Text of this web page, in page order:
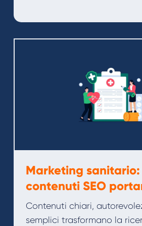
Marketing
contenuti SEO
Contenuti chiari,
semplici trasformano la